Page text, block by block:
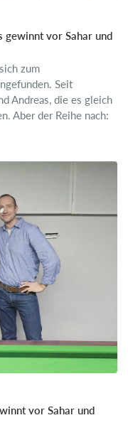
gewinnt vor Sahar und
zum
Seit
Andreas, die es gleich
Aber der Reihe nach:
vor Sahar und